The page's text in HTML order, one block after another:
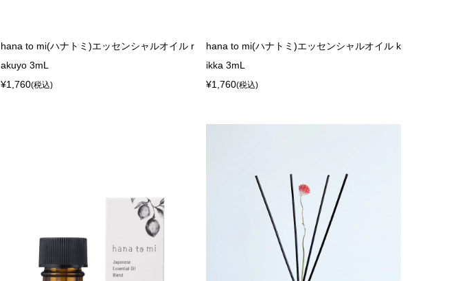
hana to mi(ハナトミ)エッセンシャルオイル r
akuyo 3mL
¥1,760(税込)
hana to mi(ハナトミ)エッセンシャルオイル k
ikka 3mL
¥1,760(税込)